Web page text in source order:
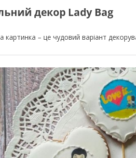
декор Lady Bag
картинка – це чудовий варіант